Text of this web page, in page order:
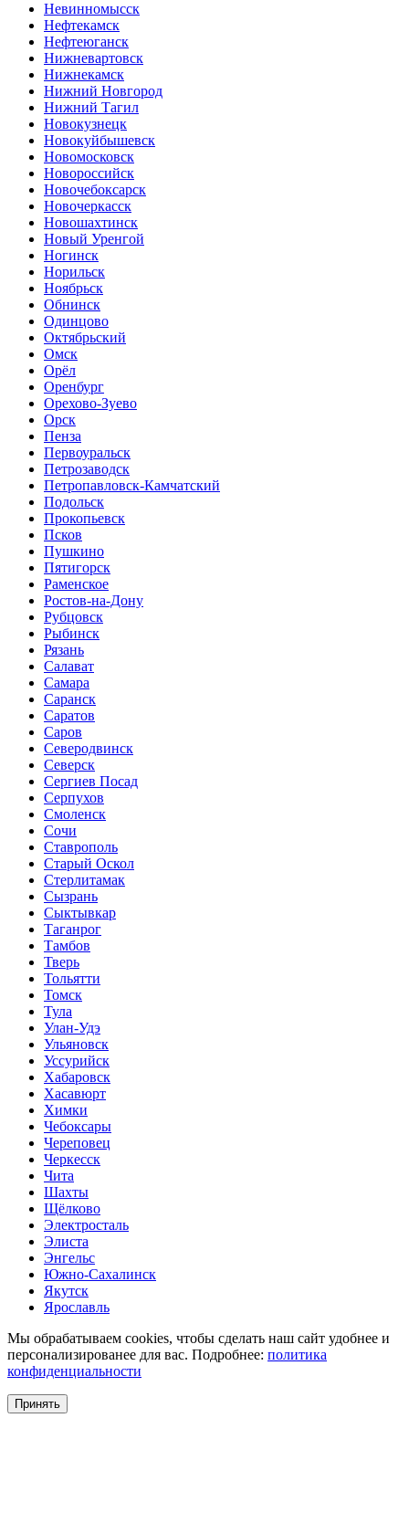
Невинномысск
Нефтекамск
Нефтеюганск
Нижневартовск
Нижнекамск
Нижний Новгород
Нижний Тагил
Новокузнецк
Новокуйбышевск
Новомосковск
Новороссийск
Новочебоксарск
Новочеркасск
Новошахтинск
Новый Уренгой
Ногинск
Норильск
Ноябрьск
Обнинск
Одинцово
Октябрьский
Омск
Орёл
Оренбург
Орехово-Зуево
Орск
Пенза
Первоуральск
Петрозаводск
Петропавловск-Камчатский
Подольск
Прокопьевск
Псков
Пушкино
Пятигорск
Раменское
Ростов-на-Дону
Рубцовск
Рыбинск
Рязань
Салават
Самара
Саранск
Саратов
Саров
Северодвинск
Северск
Сергиев Посад
Серпухов
Смоленск
Сочи
Ставрополь
Старый Оскол
Стерлитамак
Сызрань
Сыктывкар
Таганрог
Тамбов
Тверь
Тольятти
Томск
Тула
Улан-Удэ
Ульяновск
Уссурийск
Хабаровск
Хасавюрт
Химки
Чебоксары
Череповец
Черкесск
Чита
Шахты
Щёлково
Электросталь
Элиста
Энгельс
Южно-Сахалинск
Якутск
Ярославль
Мы обрабатываем cookies, чтобы сделать наш сайт удобнее и
персонализированее для вас. Подробнее: политика
конфиденциальности
Принять